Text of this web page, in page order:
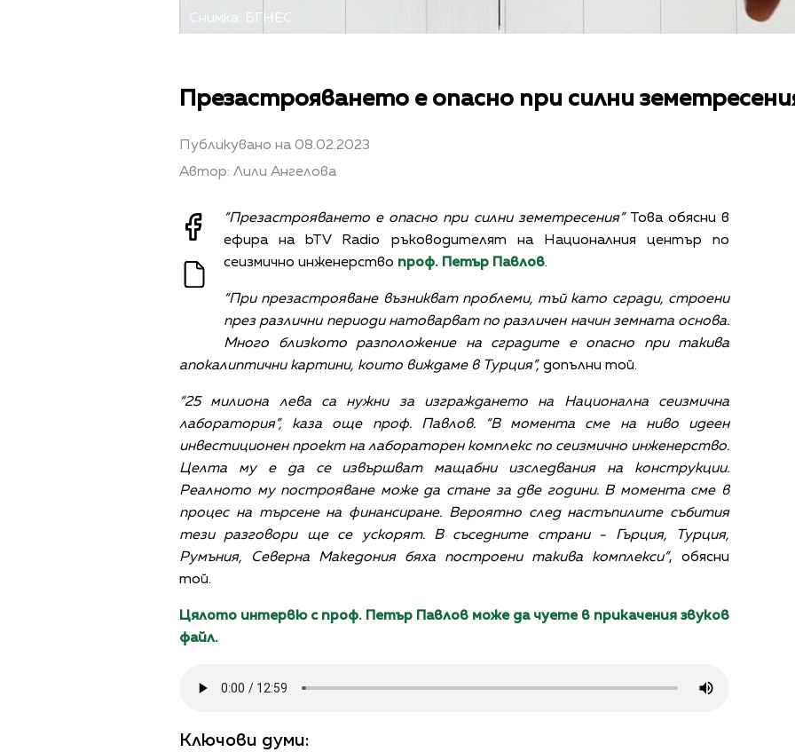
Снимка: БГНЕС
Презастрояването е опасно при силни
Публикувано на 08.02.2023
Автор: Лили Ангелова
“Презастрояването е опасно при силни земетресения”Това обясни в
ефира на bTV Radio ръководителят на Националния център по
сеизмично инженерство проф. Петър Павлов.
“При презастрояване възникват проблеми, тъй като сгради, строени
през различни периоди натоварват по различен начин земната основа.
Много близкото разположение на сградите е опасно при такива
апокалиптични картини, които виждаме в Турция”, допълни той.
“25 милиона лева са нужни за изграждането на Национална сеизмична
лаборатория”, каза още проф. Павлов. “В момента сме на ниво идеен
инвестиционен проект на лабораторен комплекс по сеизмично инженерство.
Целта му е да се извършват мащабни изследвания на конструкции.
Реалното му построяване може да стане за две години. В момента сме в
процес на търсене на финансиране. Вероятно след настъпилите събития
тези разговори ще се ускорят. В съседните страни - Гърция, Турция,
Румъния, Северна Македония бяха построени такива комплекси”, обясни
той.
Цялото интервю с проф. Петър Павлов може да чуете в прикачения звуков
файл.
Ключови думи: